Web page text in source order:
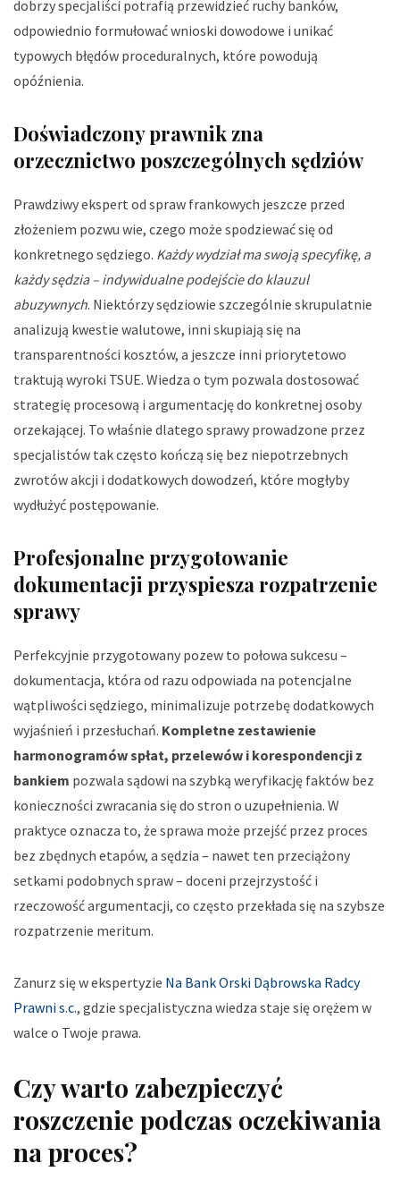
dobrzy specjaliści potrafią przewidzieć ruchy banków,
odpowiednio formułować wnioski dowodowe i unikać
typowych błędów proceduralnych, które powodują
opóźnienia.
Doświadczony prawnik zna
orzecznictwo poszczególnych sędziów
Prawdziwy ekspert od spraw frankowych jeszcze przed
złożeniem pozwu wie, czego może spodziewać się od
konkretnego sędziego. Każdy wydział ma swoją specyfikę, a
każdy sędzia – indywidualne podejście do klauzul
abuzywnych. Niektórzy sędziowie szczególnie skrupulatnie
analizują kwestie walutowe, inni skupiają się na
transparentności kosztów, a jeszcze inni priorytetowo
traktują wyroki TSUE. Wiedza o tym pozwala dostosować
strategię procesową i argumentację do konkretnej osoby
orzekającej. To właśnie dlatego sprawy prowadzone przez
specjalistów tak często kończą się bez niepotrzebnych
zwrotów akcji i dodatkowych dowodzeń, które mogłyby
wydłużyć postępowanie.
Profesjonalne przygotowanie
dokumentacji przyspiesza rozpatrzenie
sprawy
Perfekcyjnie przygotowany pozew to połowa sukcesu –
dokumentacja, która od razu odpowiada na potencjalne
wątpliwości sędziego, minimalizuje potrzebę dodatkowych
wyjaśnień i przesłuchań. Kompletne zestawienie
harmonogramów spłat, przelewów i korespondencji z
bankiem pozwala sądowi na szybką weryfikację faktów bez
konieczności zwracania się do stron o uzupełnienia. W
praktyce oznacza to, że sprawa może przejść przez proces
bez zbędnych etapów, a sędzia – nawet ten przeciążony
setkami podobnych spraw – doceni przejrzystość i
rzeczowość argumentacji, co często przekłada się na szybsze
rozpatrzenie meritum.
Zanurz się w ekspertyzie Na Bank Orski Dąbrowska Radcy
Prawni s.c., gdzie specjalistyczna wiedza staje się orężem w
walce o Twoje prawa.
Czy warto zabezpieczyć
roszczenie podczas oczekiwania
na proces?